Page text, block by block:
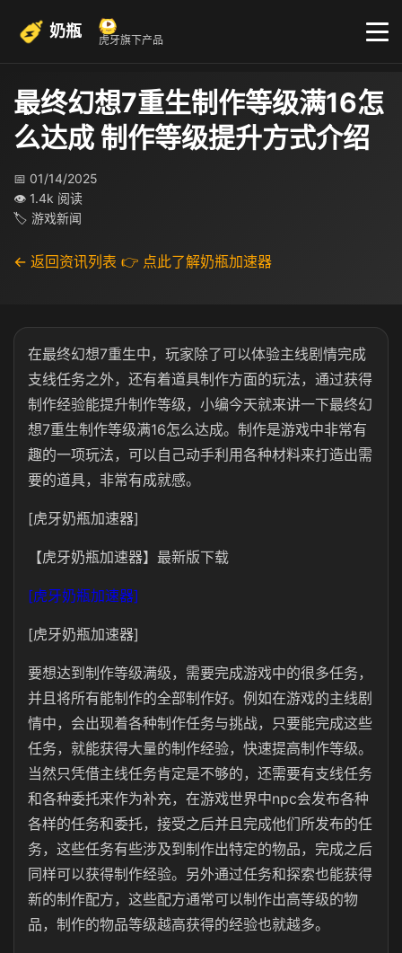
奶瓶 虎牙旗下产品
最终幻想7重生制作等级满16怎
么达成 制作等级提升方式介绍
📅 01/14/2025
👁 1.4k 阅读
🏷 游戏新闻
← 返回资讯列表 👉 点此了解奶瓶加速器
在最终幻想7重生中，玩家除了可以体验主线剧情完成
支线任务之外，还有着道具制作方面的玩法，通过获得
制作经验能提升制作等级，小编今天就来讲一下最终幻
想7重生制作等级满16怎么达成。制作是游戏中非常有
趣的一项玩法，可以自己动手利用各种材料来打造出需
要的道具，非常有成就感。
[虎牙奶瓶加速器]
【虎牙奶瓶加速器】最新版下载
[虎牙奶瓶加速器]
[虎牙奶瓶加速器]
要想达到制作等级满级，需要完成游戏中的很多任务，
并且将所有能制作的全部制作好。例如在游戏的主线剧
情中，会出现着各种制作任务与挑战，只要能完成这些
任务，就能获得大量的制作经验，快速提高制作等级。
当然只凭借主线任务肯定是不够的，还需要有支线任务
和各种委托来作为补充，在游戏世界中npc会发布各种
各样的任务和委托，接受之后并且完成他们所发布的任
务，这些任务有些涉及到制作出特定的物品，完成之后
同样可以获得制作经验。另外通过任务和探索也能获得
新的制作配方，这些配方通常可以制作出高等级的物
品，制作的物品等级越高获得的经验也就越多。